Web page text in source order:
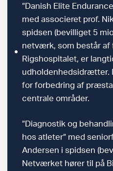
”Danish Elite
med associeret prof.
spidsen (bevilliget 5
netværk, som består af
Rigshospitalet, er
udholdenhedsidrætter.
for forbedring af
centrale områder.
”Diagnostik og
hos atleter” med
Andersen i spidsen
Netværket hører til på